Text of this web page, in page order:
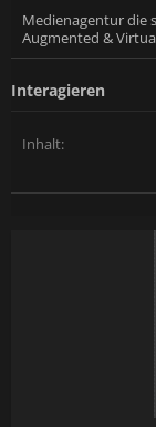
Medienagentur die
Augmented &
Interagieren
Inhalt: